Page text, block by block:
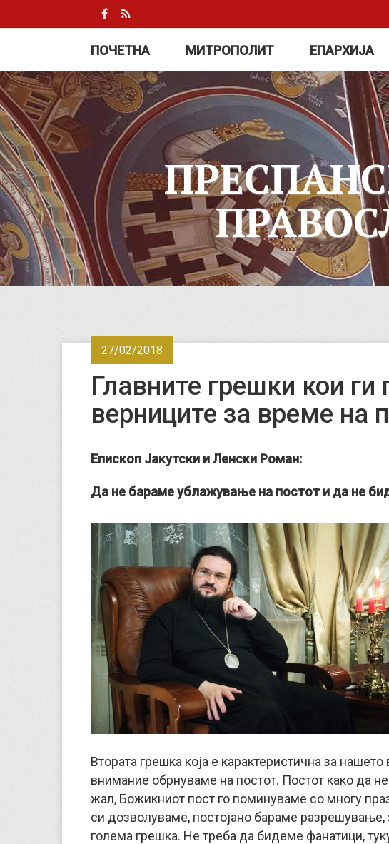
ПОЧЕТНА МИТРОПОЛИТ ЕПАРХИЈА
27/02/2018
Главните грешки кои ги
верниците за време на
Епископ Јакутски и Ленски Роман:
Да не бараме ублажување на постот и да не
Втората грешка која е карактеристична за
внимание обрнуваме на постот. Постот како да
жал, Божикниот пост го поминуваме со многу
си дозволуваме, постојано бараме разрешување,
голема грешка. Не треба да бидеме фанатици,